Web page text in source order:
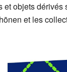
objets
et les